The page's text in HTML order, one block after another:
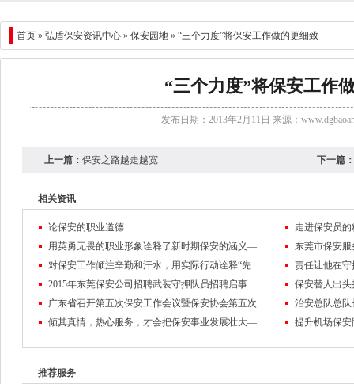
首页 » 弘盾保安资讯中心 » 保安园地 » “三个力度”将保安工作做的更细致
“三个力度”将保安工作
发布日期：2013年2月11日 来源：
上一篇： 保安之路越走越宽 下一篇：
相关资讯
论保安的职业道德
走进保安员
用英勇无畏的职业形象诠释了新时期保安的涵义——记东莞市保安服务公司保安员黄麒麟
对保安工作倾注辛勤和汗水，用实际行动诠释“先锋”的含义
2015年东莞保安公司招聘武装守押队员招聘启事
保安替人出
广东省召开第五次保安工作会议暨保安协会第五次会员代表大会
倾其真情，热心服务，才会把保安事业发展壮大——东莞保安公司队伍管理纪实
推荐服务